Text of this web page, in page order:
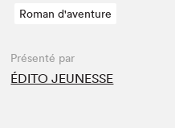
Roman d'aventure
Présenté par
ÉDITO JEUNESSE